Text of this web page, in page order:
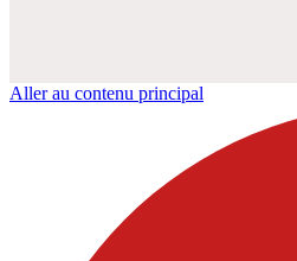
Aller au contenu principal